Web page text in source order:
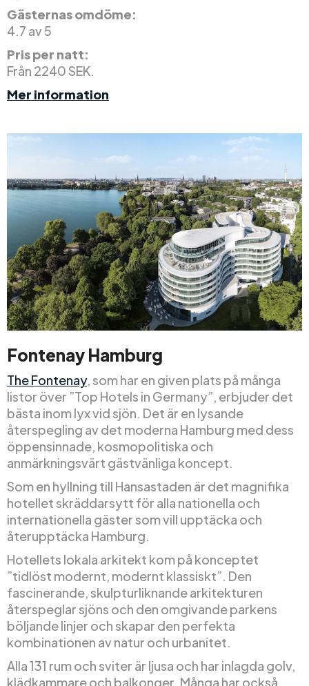
Gästernas omdöme:
4.7 av 5
Pris per natt:
Från 2240 SEK.
Mer information
Fontenay Hamburg
The Fontenay, som har en given plats på många
listor över ”Top Hotels in Germany”, erbjuder det
bästa inom lyx vid sjön. Det är en lysande
återspegling av det moderna Hamburg med dess
öppensinnade, kosmopolitiska och
anmärkningsvärt gästvänliga koncept.
Som en hyllning till Hansastaden är det magnifika
hotellet skräddarsytt för alla nationella och
internationella gäster som vill upptäcka och
återupptäcka Hamburg.
Hotellets lokala arkitekt kom på konceptet
”tidlöst modernt, modernt klassiskt”. Den
fascinerande, skulpturliknande arkitekturen
återspeglar sjöns och den omgivande parkens
böljande linjer och skapar den perfekta
kombinationen av natur och urbanitet.
Alla 131 rum och sviter är ljusa och har inlagda golv,
klädkammare och balkonger. Många har också